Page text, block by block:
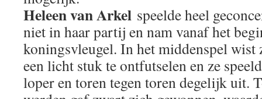
Heleen van Arkel speelde heel
niet in haar partij en nam vanaf het
koningsvleugel. In het middenspel wist
een licht stuk te ontfutselen en ze
loper en toren tegen toren degelijk uit.